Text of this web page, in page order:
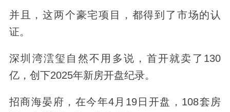
并且，这两个豪宅项目，都得到了市场的认
证。
深圳湾澐玺自然不用多说，首开就卖了 130
亿，创下2025年新房开盘纪录。
招商海晏府，在今年4 月 19日开盘， 108套房